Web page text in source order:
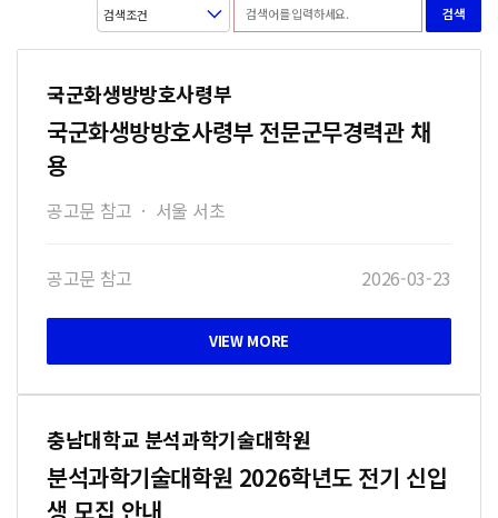
검색
국군화생방방호사령부
국군화생방방호사령부 전문군무경력관 채
용
공고문 참고 · 서울 서초
공고문 참고 2026-03-23
충남대학교 분석과학기술대학원
분석과학기술대학원 2026학년도 전기 신입
생 모집 안내